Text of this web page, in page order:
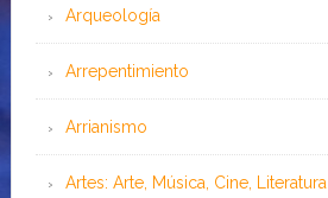
Arqueología
Arrepentimiento
Arrianismo
Artes: Arte, Música, Cine, Literatura